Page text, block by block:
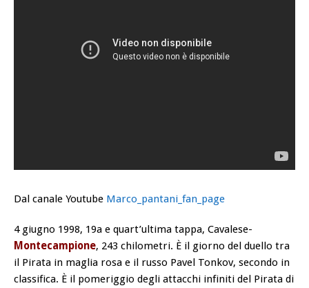
Dal canale Youtube Marco_pantani_fan_page
4 giugno 1998, 19a e quart’ultima tappa, Cavalese-
Montecampione, 243 chilometri. È il giorno del duello tra
il Pirata in maglia rosa e il russo Pavel Tonkov, secondo in
classifica. È il pomeriggio degli attacchi infiniti del Pirata di